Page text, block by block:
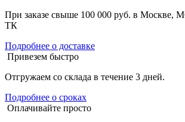
При заказе свыше 100 000 руб. в Москве,
ТК
Подробнее о доставке
Привезем быстро
Отгружаем со склада в течение 3 дней.
Подробнее о сроках
Оплачивайте просто